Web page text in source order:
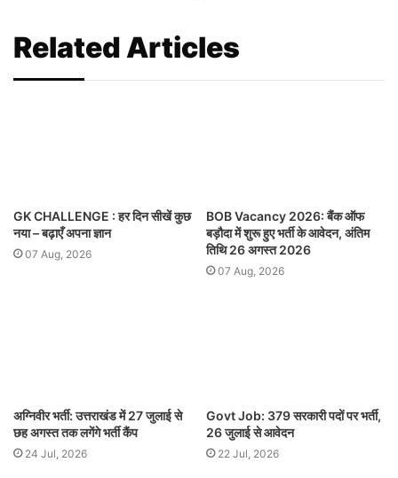
Related Articles
GK CHALLENGE : हर दिन सीखें कुछ
नया – बढ़ाएँ अपना ज्ञान
07 Aug, 2026
BOB Vacancy 2026: बैंक ऑफ
बड़ौदा में शुरू हुए भर्ती के आवेदन, अंतिम
तिथि 26 अगस्त 2026
07 Aug, 2026
अग्निवीर भर्ती: उत्तराखंड में 27 जुलाई से
छह अगस्त तक लगेंगे भर्ती कैंप
24 Jul, 2026
Govt Job: 379 सरकारी पदों पर भर्ती,
26 जुलाई से आवेदन
22 Jul, 2026